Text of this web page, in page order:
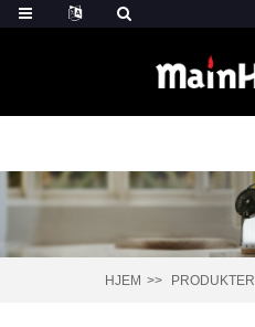
HJEM PRODUKTER